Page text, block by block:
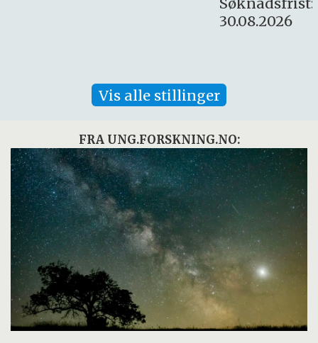
Vis alle stillinger
FRA UNG.FORSKNING.NO: